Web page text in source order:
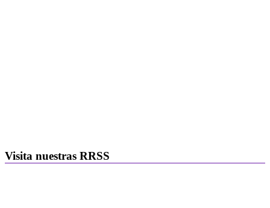
Visita nuestras RRSS